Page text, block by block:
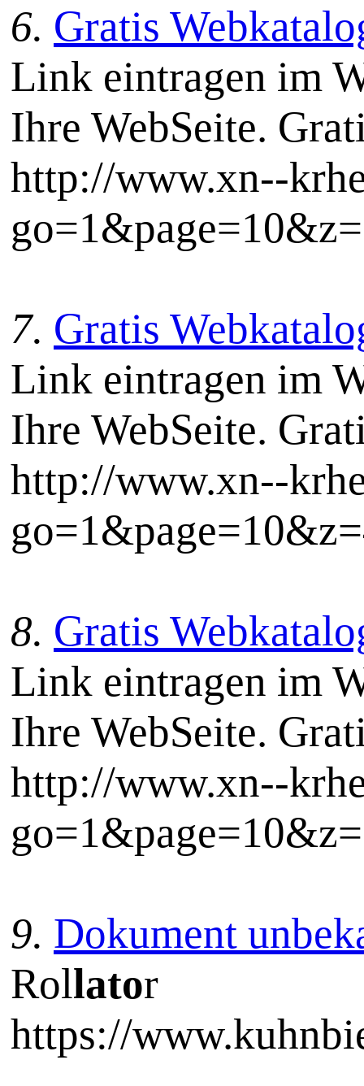
6. Gratis
Link eintragen im
Ihre WebSeite.
http://www.xn--
7. Gratis
Link eintragen im
Ihre WebSeite.
http://www.xn--
8. Gratis
Link eintragen im
Ihre WebSeite.
http://www.xn--
9. Dokument
Rollator
https://